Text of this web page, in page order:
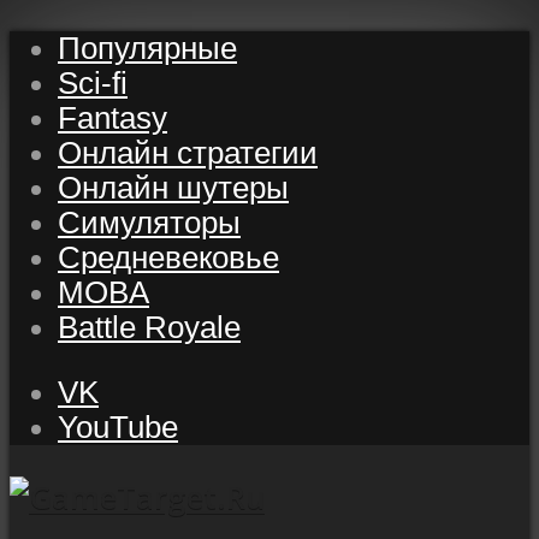
Популярные
Sci-fi
Fantasy
Онлайн стратегии
Онлайн шутеры
Симуляторы
Средневековье
MOBA
Battle Royale
VK
YouTube